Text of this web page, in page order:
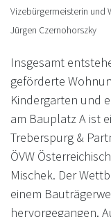
Vizebürgermeisterin und
Jürgen Czernohorszky
Insgesamt
geförderte
Kindergarten und
am Bauplatz A ist
Treberspurg &
ÖVW
Mischek. Der
einem
hervorgegangen.